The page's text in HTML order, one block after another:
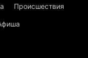
Происшествия